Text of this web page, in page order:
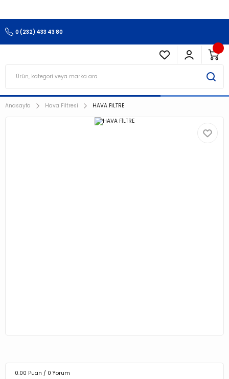
0 (232) 433 43 80
Anasayfa Hava Filtresi HAVA FİLTRE
0.00 Puan / 0 Yorum